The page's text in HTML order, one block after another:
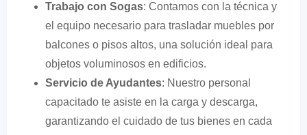
Trabajo con Sogas: Contamos con la técnica y
el equipo necesario para trasladar muebles por
balcones o pisos altos, una solución ideal para
objetos voluminosos en edificios.
Servicio de Ayudantes: Nuestro personal
capacitado te asiste en la carga y descarga,
garantizando el cuidado de tus bienes en cada